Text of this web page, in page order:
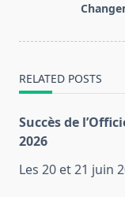
RELATED POSTS
Succès de
2026
Les 20 et 21 juin